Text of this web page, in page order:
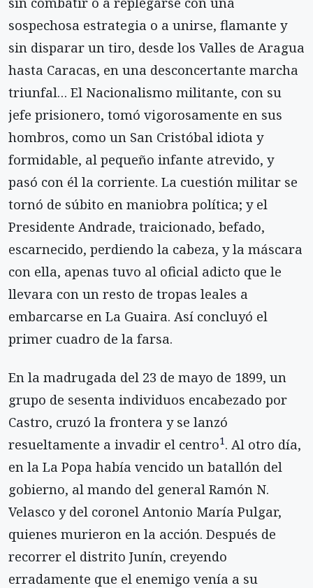
sospechosa estrategia o a unirse, flamante y
sin disparar un tiro, desde los Valles de Aragua
hasta Caracas, en una desconcertante marcha
triunfal… El Nacionalismo militante, con su
jefe prisionero, tomó vigorosamente en sus
hombros, como un San Cristóbal idiota y
formidable, al pequeño infante atrevido, y
pasó con él la corriente. La cuestión militar se
tornó de súbito en maniobra política; y el
Presidente Andrade, traicionado, befado,
escarnecido, perdiendo la cabeza, y la máscara
con ella, apenas tuvo al oficial adicto que le
llevara con un resto de tropas leales a
embarcarse en La Guaira. Así concluyó el
primer cuadro de la farsa.
En la madrugada del 23 de mayo de 1899, un
grupo de sesenta individuos encabezado por
Castro, cruzó la frontera y se lanzó
resueltamente a invadir el centro1. Al otro día,
en la La Popa había vencido un batallón del
gobierno, al mando del general Ramón N.
Velasco y del coronel Antonio María Pulgar,
quienes murieron en la acción. Después de
recorrer el distrito Junín, creyendo
erradamente que el enemigo venía a su